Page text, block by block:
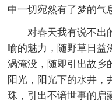
中一切宛然有了梦的气
对春天我有说不出
喻的魅力，随野草日益
涡淹没，随即引出故乡
阳光，阳光下的水井，
珠，引出不谙世事的启